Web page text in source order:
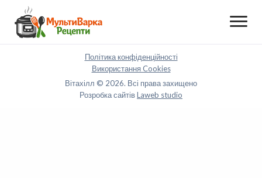
Політика конфіденційності
Використання Cookies
Вітахілл © 2026. Всі права захищено
Розробка сайтівLaweb studio